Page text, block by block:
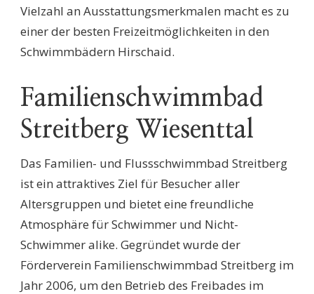
Vielzahl an Ausstattungsmerkmalen macht es zu
einer der besten Freizeitmöglichkeiten in den
Schwimmbädern Hirschaid.
Familienschwimmbad
Streitberg Wiesenttal
Das Familien- und Flussschwimmbad Streitberg
ist ein attraktives Ziel für Besucher aller
Altersgruppen und bietet eine freundliche
Atmosphäre für Schwimmer und Nicht-
Schwimmer alike. Gegründet wurde der
Förderverein Familienschwimmbad Streitberg im
Jahr 2006, um den Betrieb des Freibades im